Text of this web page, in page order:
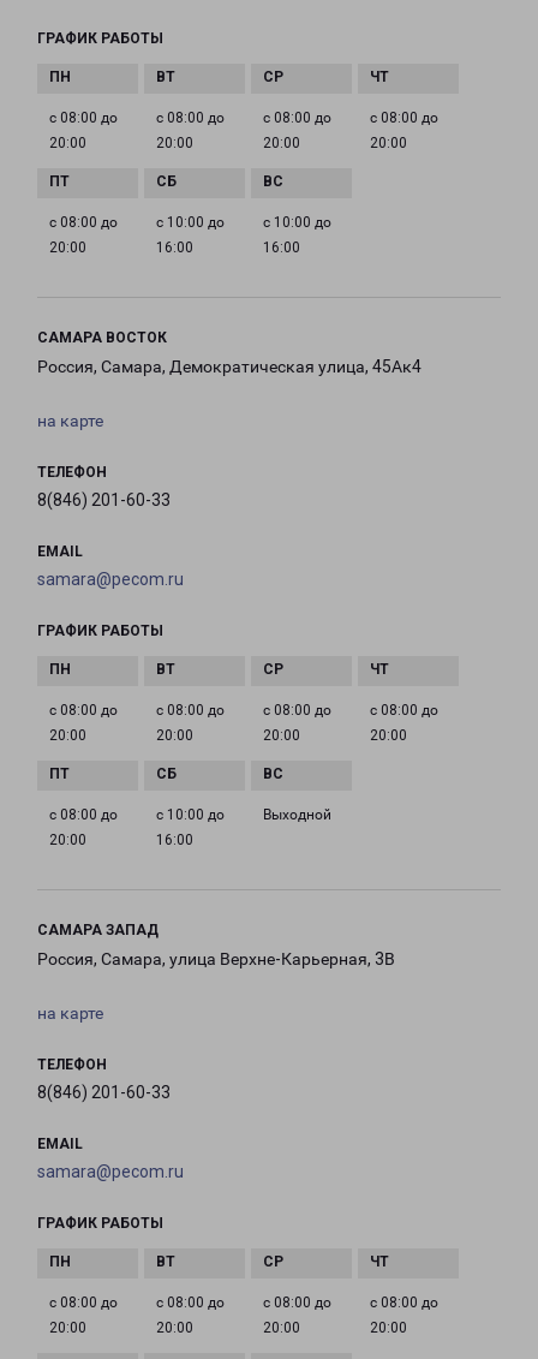
ГРАФИК РАБОТЫ
с 08:00 до
20:00
с 08:00 до
20:00
с 08:00 до
20:00
с 08:00 до
20:00
с 08:00 до
20:00
с 10:00 до
16:00
с 10:00 до
16:00
САМАРА ВОСТОК
Россия, Самара, Демократическая улица, 45Ак4
на карте
ТЕЛЕФОН
8(846) 201-60-33
EMAIL
samara@pecom.ru
ГРАФИК РАБОТЫ
с 08:00 до
20:00
с 08:00 до
20:00
с 08:00 до
20:00
с 08:00 до
20:00
с 08:00 до
20:00
с 10:00 до
16:00
Выходной
САМАРА ЗАПАД
Россия, Самара, улица Верхне-Карьерная, 3В
на карте
ТЕЛЕФОН
8(846) 201-60-33
EMAIL
samara@pecom.ru
ГРАФИК РАБОТЫ
с 08:00 до
20:00
с 08:00 до
20:00
с 08:00 до
20:00
с 08:00 до
20:00